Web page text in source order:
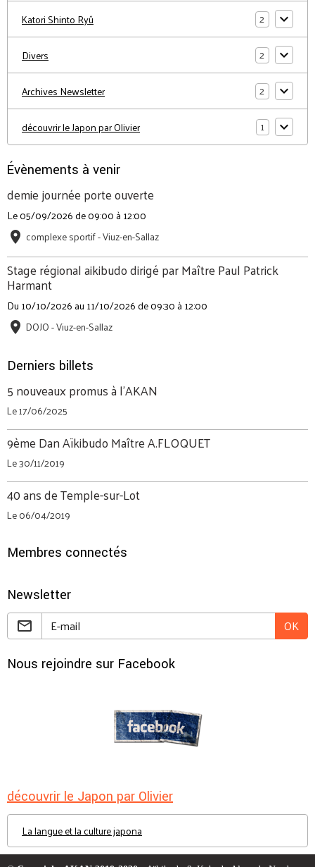
Katori Shinto Ryû 2
Divers 2
Archives Newsletter 2
découvrir le Japon par Olivier 1
Évènements à venir
demie journée porte ouverte
Le 05/09/2026de 09:00 à 12:00
complexe sportif - Viuz-en-Sallaz
Stage régional aikibudo dirigé par Maître Paul Patrick
Harmant
Du 10/10/2026 au 11/10/2026de 09:30 à 12:00
DOJO - Viuz-en-Sallaz
Derniers billets
5 nouveaux promus à l'AKAN
Le 17/06/2025
9ème Dan Aïkibudo Maître A.FLOQUET
Le 30/11/2019
40 ans de Temple-sur-Lot
Le 06/04/2019
Membres connectés
Newsletter
OK
Nous rejoindre sur Facebook
découvrir le Japon par Olivier
La langue et la culture japona